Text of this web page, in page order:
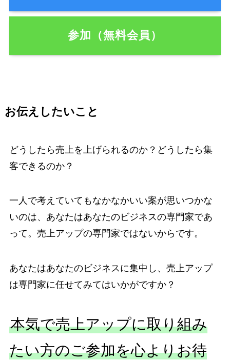
参加（無料会員）
お伝えしたいこと
どうしたら売上を上げられるのか？どうしたら集
客できるのか？
一人で考えていてもなかなかいい案が思いつかな
いのは、あなたはあなたのビジネスの専門家であ
って。売上アップの専門家ではないからです。
あなたはあなたのビジネスに集中し、売上アップ
は専門家に任せてみてはいかがですか？
本気で売上アップに取り組み
たい方のご参加を心よりお待